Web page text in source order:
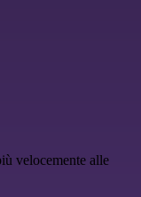
velocemente alle